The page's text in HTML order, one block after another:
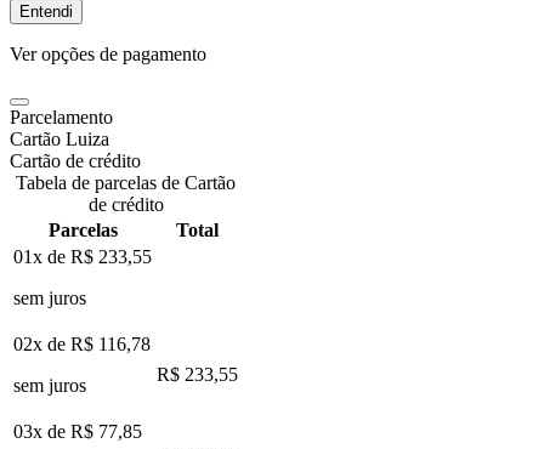
Entendi
Ver opções de pagamento
Parcelamento
Cartão Luiza
Cartão de crédito
Tabela de parcelas de Cartão
de crédito
Parcelas
Total
01x de R$ 233,55
sem juros
02x de R$ 116,78
sem juros
R$ 233,55
03x de R$ 77,85